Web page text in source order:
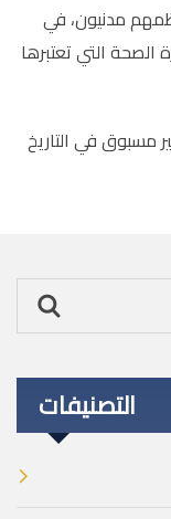
شخصًا، معظمهم مدنيون، في
الصحة التي تعتبرها
مسبوق في التاريخ
التصنيفات